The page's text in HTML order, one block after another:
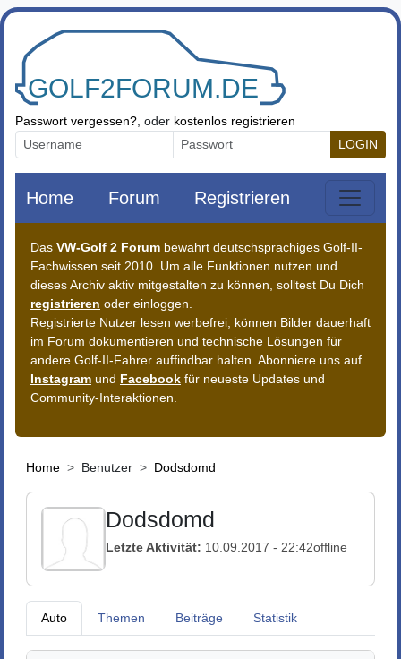
Zum Inhalt springen
Passwort vergessen? , oder kostenlos registrieren
LOGIN
Home Forum Registrieren
Das VW-Golf 2 Forum bewahrt deutschsprachiges Golf-II-
Fachwissen seit 2010. Um alle Funktionen nutzen und
dieses Archiv aktiv mitgestalten zu können, solltest Du Dich
registrieren oder einloggen.
Registrierte Nutzer lesen werbefrei, können Bilder dauerhaft
im Forum dokumentieren und technische Lösungen für
andere Golf-II-Fahrer auffindbar halten. Abonniere uns auf
Instagram und Facebook für neueste Updates und
Community-Interaktionen.
Home Benutzer Dodsdomd
Dodsdomd
Letzte Aktivität: 10.09.2017 - 22:42offline
Auto Themen Beiträge Statistik